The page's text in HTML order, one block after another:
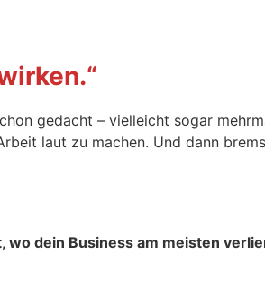
gedacht – vielleicht sogar
laut zu machen. Und dann
wo dein Business am meisten